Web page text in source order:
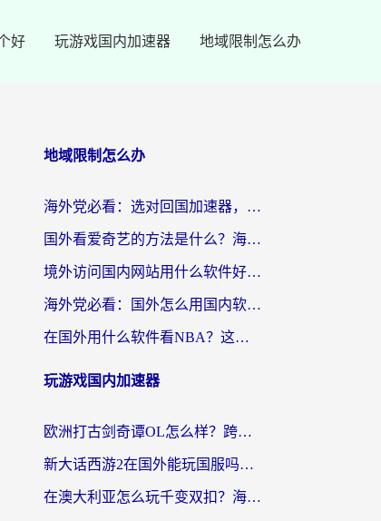
好 玩游戏国内加速器 地域限制怎么办
地域限制怎么办
海外党必看：选对回国加速器，轻松翻墙到国内看剧+解决12123访问难题
国外看爱奇艺的方法是什么？海外党亲测有效的追剧加速指南
境外访问国内网站用什么软件好？留学生亲测：这款加速器让我无缝刷B站、看爱奇艺
海外党必看：国外怎么用国内软件？选对加速器才是关键
在国外用什么软件看NBA？这可能是你最需要的答案
玩游戏国内加速器
欧洲打古剑奇谭OL怎么样？跨越延迟的江湖梦
新大话西游2在国外能玩国服吗？海外玩家不卡的秘密都在这
在澳大利亚怎么玩千变双扣？海外党国服游戏加速终极指南